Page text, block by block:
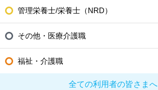
管理栄養士/栄養士（NRD）
その他・医療介護職
福祉・介護職
全ての利用者の皆さまへ